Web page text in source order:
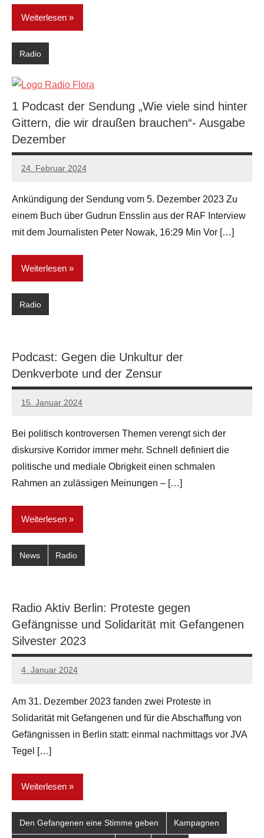
Weiterlesen
Radio
1 Podcast der Sendung „Wie viele sind hinter
Gittern, die wir draußen brauchen“- Ausgabe
Dezember
24. Februar 2024
network
Ankündigung der Sendung vom 5. Dezember 2023 Zu
einem Buch über Gudrun Ensslin aus der RAF Interview
mit dem Journalisten Peter Nowak, 16:29 Min Vor […]
Weiterlesen
Radio
Podcast: Gegen die Unkultur der
Denkverbote und der Zensur
15. Januar 2024
network
Bei politisch kontroversen Themen verengt sich der
diskursive Korridor immer mehr. Schnell definiert die
politische und mediale Obrigkeit einen schmalen
Rahmen an zulässigen Meinungen – […]
Weiterlesen
News Radio
Radio Aktiv Berlin: Proteste gegen
Gefängnisse und Solidarität mit Gefangenen
Silvester 2023
4. Januar 2024
network
Am 31. Dezember 2023 fanden zwei Proteste in
Solidarität mit Gefangenen und für die Abschaffung von
Gefängnissen in Berlin statt: einmal nachmittags vor JVA
Tegel […]
Weiterlesen
Den Gefangenen eine Stimme geben Kampagnen